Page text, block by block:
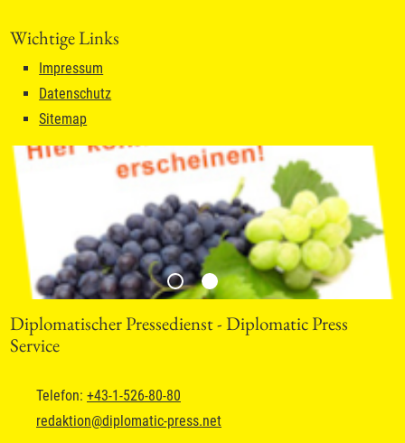
Wichtige Links
Impressum
Datenschutz
Sitemap
Diplomatischer Pressedienst - Diplomatic Press
Service
Telefon: +43-1-526-80-80
redaktion@diplomatic-press.net